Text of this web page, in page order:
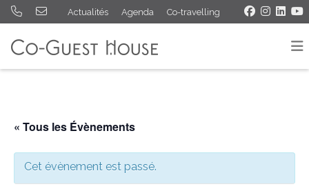
Actualités Agenda Co-travelling
« Tous les Évènements
Cet évènement est passé.